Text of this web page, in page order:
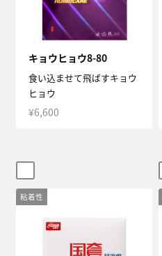
キョウヒョウ8-80
食い込ませて飛ばすキョウ
ヒョウ
¥6,600
粘着性